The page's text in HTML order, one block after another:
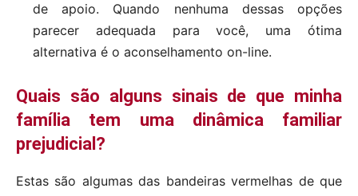
de apoio. Quando nenhuma dessas opções
parecer adequada para você, uma ótima
alternativa é o aconselhamento on-line.
Quais são alguns sinais de que minha
família tem uma dinâmica familiar
prejudicial?
Estas são algumas das bandeiras vermelhas de que